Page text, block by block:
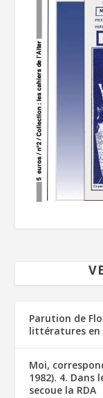
Parution de
littératures en
Moi,
1982). 4.
secoue la RDA